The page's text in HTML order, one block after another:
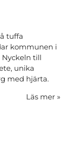
tuffa
kommunen i
Nyckeln till
unika
med hjärta.
Läs mer »